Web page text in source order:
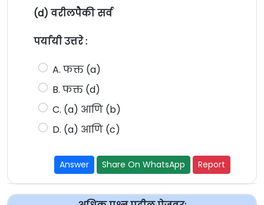
(d) वरीलपैकी सर्व
पर्यायी उत्तरे :
A. फक्त (a)
B. फक्त (d)
C. (a) आणि (b)
D. (a) आणि (c)
Answer Share On WhatsApp Report